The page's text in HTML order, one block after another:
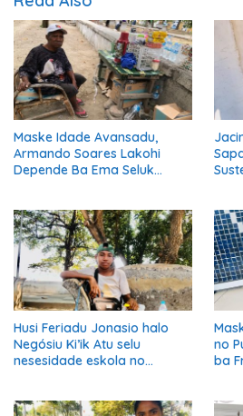
Maske Idade Avansadu,
Armando Soares Lakohi
Depende Ba Ema Seluk
Husi Feriadu Jonasio halo
Negósiu Ki’ik Atu selu
nesesidade eskola no
no
ba